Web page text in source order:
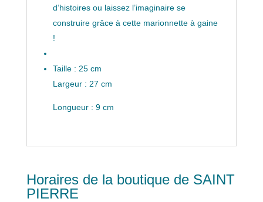
d’histoires ou laissez l’imaginaire se
construire grâce à cette marionnette à gaine
!
Taille : 25 cm
Largeur : 27 cm
Longueur : 9 cm
Horaires de la boutique de SAINT
PIERRE